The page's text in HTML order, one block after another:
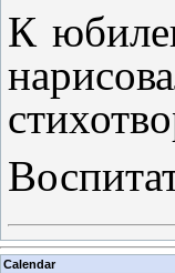
К
Calendar